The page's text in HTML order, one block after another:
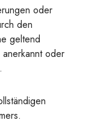
oder
den
geltend
oder